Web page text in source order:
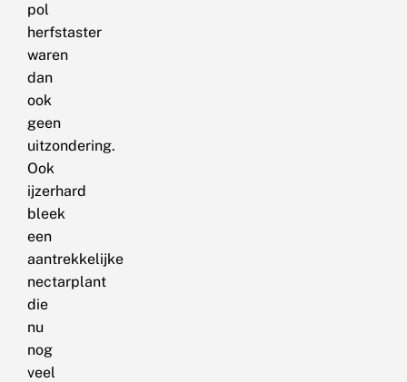
pol
herfstaster
waren
dan
ook
geen
uitzondering.
Ook
ijzerhard
bleek
een
aantrekkelijke
nectarplant
die
nu
nog
veel